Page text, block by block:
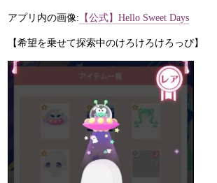
アプリ内の画像: 【公式】Hello Sweet Days
【希望を乗せて探索中のけろけろけろっぴ】